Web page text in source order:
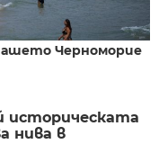
Черноморие
историческата
нива в